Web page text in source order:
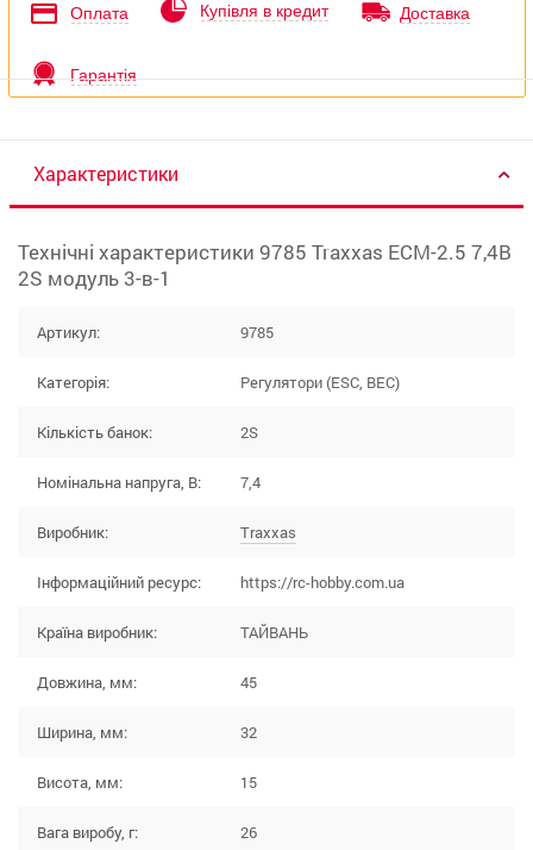
Оплата Купівля в кредит Доставка
Гарантія
Характеристики
Технічні характеристики 9785 Traxxas ECM-2.5 7,4В
2S модуль 3-в-1
Артикул: 9785
Категорія: Регулятори (ESC, BEC)
Кількість банок: 2S
Номінальна напруга, В: 7,4
Виробник: Traxxas
Інформаційний ресурс: https://rc-hobby.com.ua
Країна виробник: ТАЙВАНЬ
Довжина, мм: 45
Ширина, мм: 32
Висота, мм: 15
Вага виробу, г: 26